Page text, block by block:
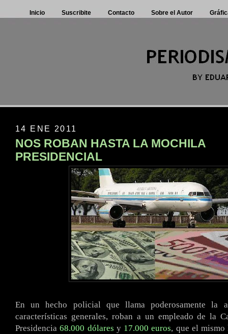
Inicio Suscribite Contacto Sobre el Autor
14 ENE 2011
NOS ROBAN HASTA LA MOCHILA
PRESIDENCIAL
En un hecho policial que llama poderosamente la
características generales, roban a un empleado de la
Presidencia68.000 dólares y 17.000 euros, que el